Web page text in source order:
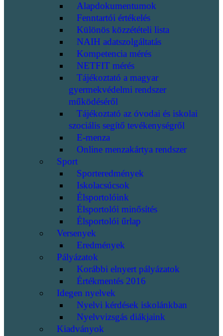
Alapdokumentumok
Fenntartói értékelés
Különös közzétételi lista
NAIH adatszolgáltatás
Kompetencia mérés
NETFIT mérés
Tájékoztató a magyar
gyermekvédelmi rendszer
működéséről
Tájékoztató az óvodai és iskolai
szociális segítő tevékenységről
E-menza
Online menzakártya rendszer
Sport
Sporteredmények
Iskolacsúcsok
Élsportolóink
Élsportolói minősítés
Élsportolói űrlap
Versenyek
Eredmények
Pályázatok
Korábbi elnyert pályázatok
Értékmentés 2016
Idegen nyelvek
Nyelvi kérdések iskolánkban
Nyelvvizsgás diákjaink
Kiadványok